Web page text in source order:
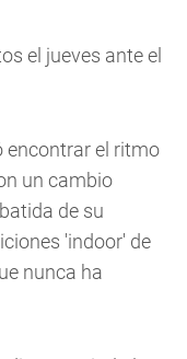
el jueves ante el
encontrar el ritmo
un cambio
de su
'indoor' de
nunca ha